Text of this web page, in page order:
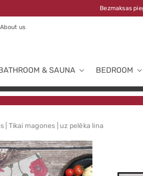
Bezmaksas
About us
& SAUNA BEDROOM
| Tikai magones | uz pelēka lina